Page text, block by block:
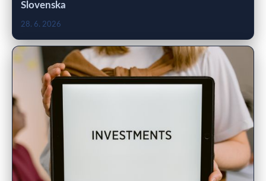
Slovenska
28. 6. 2026